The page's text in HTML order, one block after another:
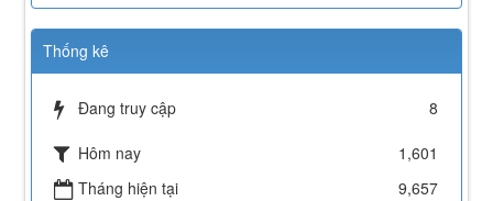
Kế hoạch chuyển đổi vị trí công tác năm 2026
Lượt xem:244 | lượt tải:145
238/2025/NĐ-CP
Quy định về chính sách học phí, miễn, giảm, hỗ trợ
lĩnh vực giáo dục, đào tạo
Lượt xem:347 | lượt tải:223
Thống kê
Đang truy cập 8
Hôm nay
1,601
Tháng hiện tại
9,657